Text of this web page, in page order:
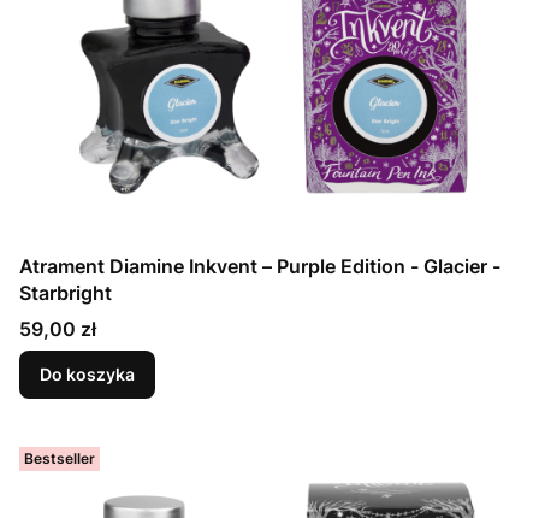
Atrament Diamine Inkvent – Purple Edition - Glacier -
Starbright
Cena
59,00 zł
Do koszyka
Bestseller